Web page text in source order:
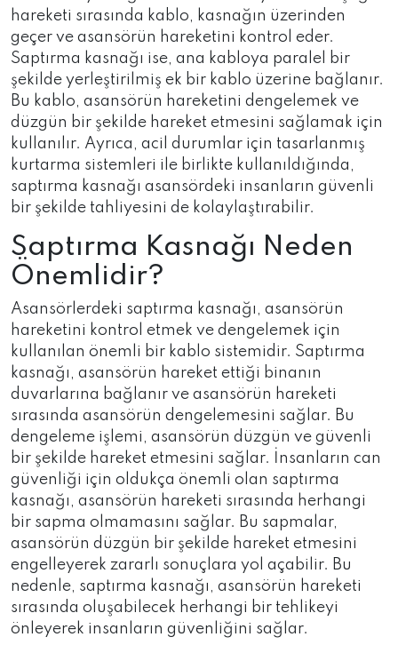
hareketi sırasında kablo, kasnağın üzerinden
geçer ve asansörün hareketini kontrol eder.
Saptırma kasnağı ise, ana kabloya paralel bir
şekilde yerleştirilmiş ek bir kablo üzerine bağlanır.
Bu kablo, asansörün hareketini dengelemek ve
düzgün bir şekilde hareket etmesini sağlamak için
kullanılır. Ayrıca, acil durumlar için tasarlanmış
kurtarma sistemleri ile birlikte kullanıldığında,
saptırma kasnağı asansördeki insanların güvenli
bir şekilde tahliyesini de kolaylaştırabilir.
Saptırma Kasnağı Neden
Önemlidir?
Asansörlerdeki saptırma kasnağı, asansörün
hareketini kontrol etmek ve dengelemek için
kullanılan önemli bir kablo sistemidir. Saptırma
kasnağı, asansörün hareket ettiği binanın
duvarlarına bağlanır ve asansörün hareketi
sırasında asansörün dengelemesini sağlar. Bu
dengeleme işlemi, asansörün düzgün ve güvenli
bir şekilde hareket etmesini sağlar. İnsanların can
güvenliği için oldukça önemli olan saptırma
kasnağı, asansörün hareketi sırasında herhangi
bir sapma olmamasını sağlar. Bu sapmalar,
asansörün düzgün bir şekilde hareket etmesini
engelleyerek zararlı sonuçlara yol açabilir. Bu
nedenle, saptırma kasnağı, asansörün hareketi
sırasında oluşabilecek herhangi bir tehlikeyi
önleyerek insanların güvenliğini sağlar.